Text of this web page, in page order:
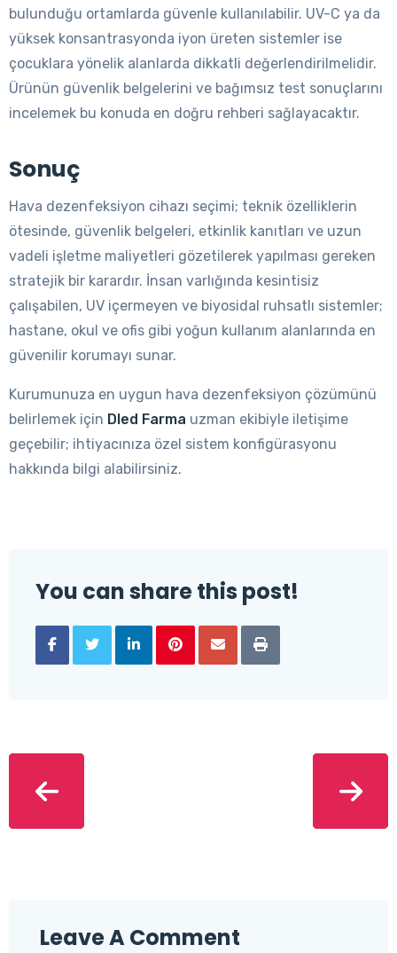
bulunduğu ortamlarda güvenle kullanılabilir. UV-C ya da
yüksek konsantrasyonda iyon üreten sistemler ise
çocuklara yönelik alanlarda dikkatli değerlendirilmelidir.
Ürünün güvenlik belgelerini ve bağımsız test sonuçlarını
incelemek bu konuda en doğru rehberi sağlayacaktır.
Sonuç
Hava dezenfeksiyon cihazı seçimi; teknik özelliklerin
ötesinde, güvenlik belgeleri, etkinlik kanıtları ve uzun
vadeli işletme maliyetleri gözetilerek yapılması gereken
stratejik bir karardır. İnsan varlığında kesintisiz
çalışabilen, UV içermeyen ve biyosidal ruhsatlı sistemler;
hastane, okul ve ofis gibi yoğun kullanım alanlarında en
güvenilir korumayı sunar.
Kurumunuza en uygun hava dezenfeksiyon çözümünü
belirlemek için Dled Farma uzman ekibiyle iletişime
geçebilir; ihtiyacınıza özel sistem konfigürasyonu
hakkında bilgi alabilirsiniz.
You can share this post!
Leave A Comment